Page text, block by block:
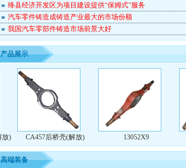
绛县经济开发区为项目建设提供“保姆式”服务
汽车零件铸造成铸造产业最大的市场份额
我国汽车零部件铸造市场前景大好
产品展示
CA457后桥壳(解放) 13052X9
高端装备